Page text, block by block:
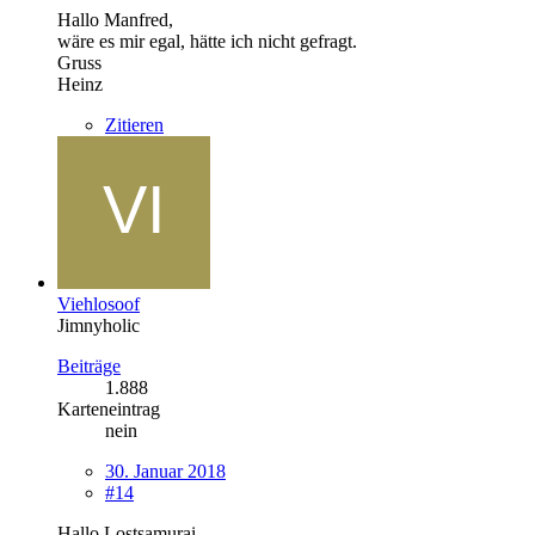
Hallo Manfred,
wäre es mir egal, hätte ich nicht gefragt.
Gruss
Heinz
Zitieren
Viehlosoof
Jimnyholic
Beiträge
1.888
Karteneintrag
nein
30. Januar 2018
#14